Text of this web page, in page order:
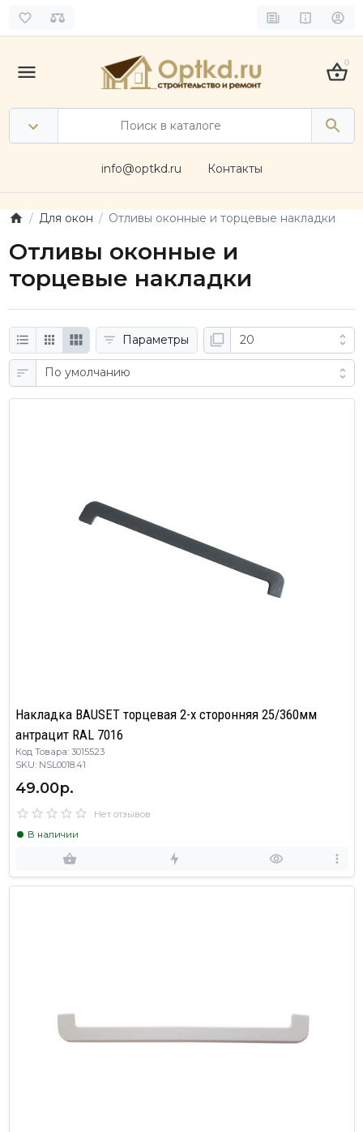
0
info@optkd.ru Контакты
Для окон Отливы оконные и торцевые накладки
Отливы оконные и
торцевые накладки
Параметры
Накладка BAUSET торцевая 2-х сторонняя 25/360мм
антрацит RAL 7016
Код Товара: 3015523
SKU: NSL0018.41
49.00р.
Нет отзывов
В наличии